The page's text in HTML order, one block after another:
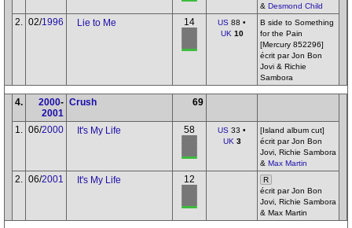
& Desmond Child
2. 02/1996 Lie to Me 14 US 88 •
UK 10
B side to Something
for the Pain
[Mercury 852296]
écrit par Jon Bon
Jovi & Richie
Sambora
4. 2000-
2001
Crush 69
1. 06/2000 It's My Life 58 US 33 •
UK 3
[Island album cut]
écrit par Jon Bon
Jovi, Richie Sambora
& Max Martin
2. 06/2001 It's My Life 12
R
écrit par Jon Bon
Jovi, Richie Sambora
& Max Martin